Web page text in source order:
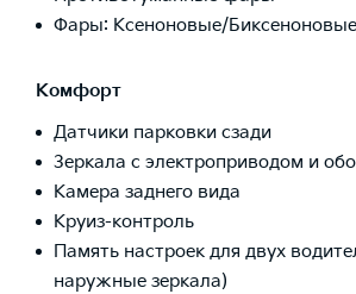
Фары: Ксеноновые/Биксеноновые
Комфорт
Датчики парковки сзади
Зеркала с электроприводом и
Камера заднего вида
Круиз-контроль
Память настроек для двух
наружные зеркала)